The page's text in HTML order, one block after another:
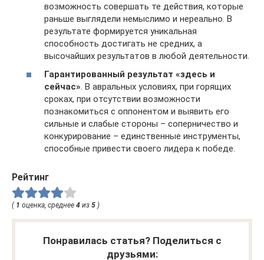
возможность совершать те действия, которые
раньше выглядели немыслимо и нереально. В
результате формируется уникальная
способность достигать не средних, а
высочайших результатов в любой деятельности.
Гарантированный результат «здесь и
сейчас». В авральных условиях, при горящих
сроках, при отсутствии возможности
познакомиться с оппонентом и выявить его
сильные и слабые стороны – соперничество и
конкурирование – единственные инструменты,
способные привести своего лидера к победе.
Рейтинг
( 1 оценка, среднее 4 из 5 )
Понравилась статья? Поделиться с
друзьями: